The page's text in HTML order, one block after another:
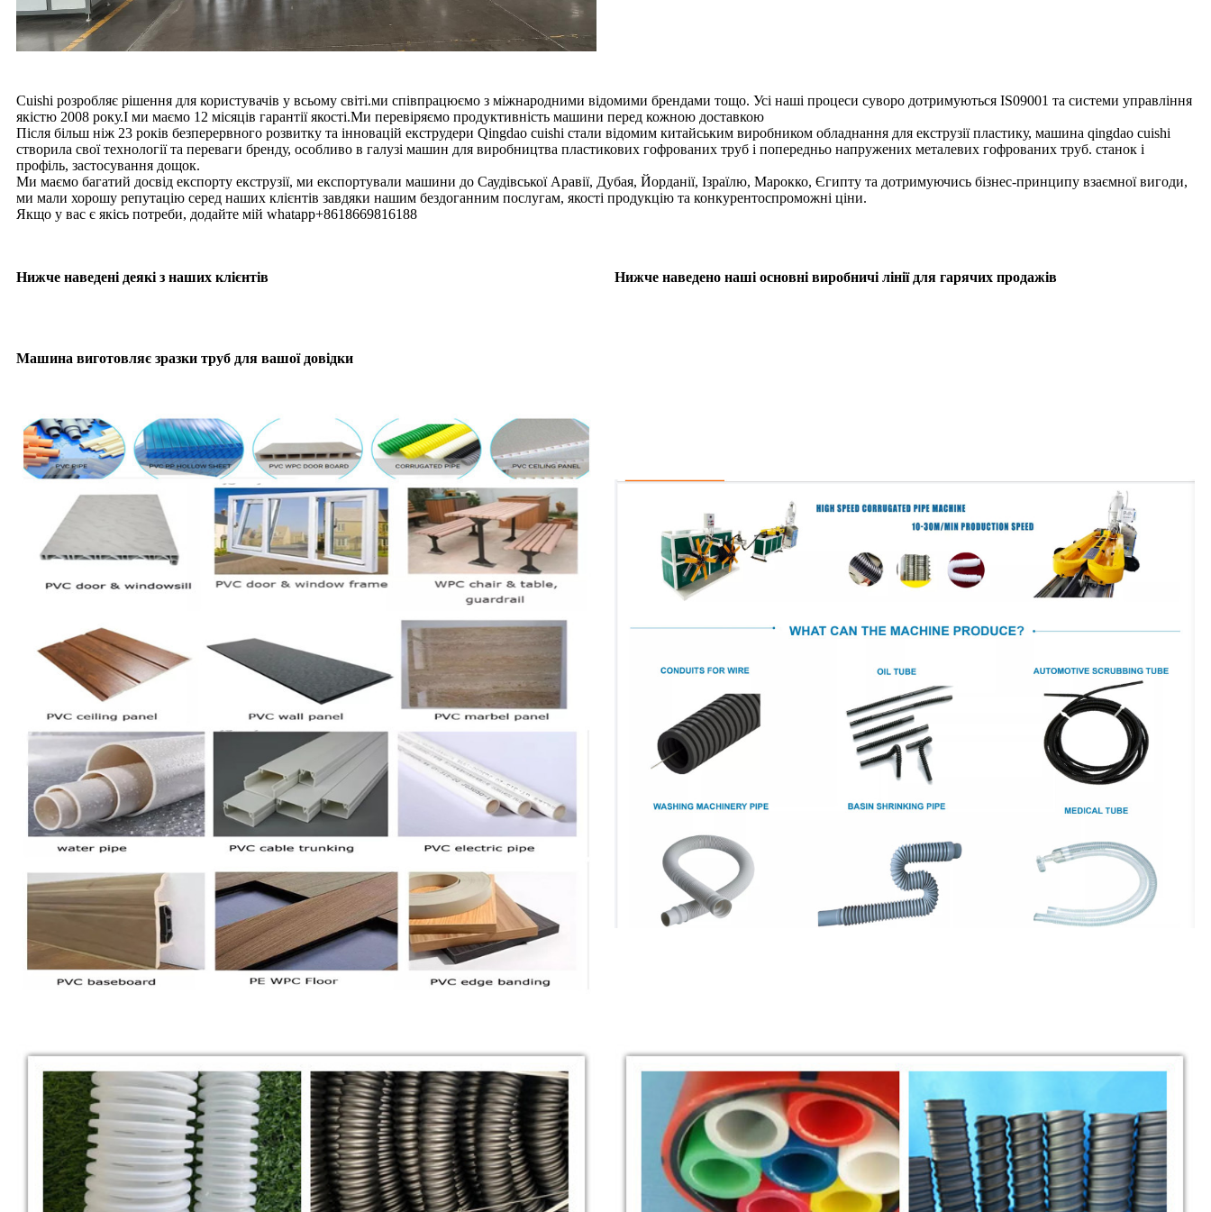
Cuishi розробляє рішення для користувачів у всьому світі.ми співпрацюємо з міжнародними відомими брендами тощо. Усі наші процеси суворо дотримуються IS09001 та системи управління
якістю 2008 року.І ми маємо 12 місяців гарантії якості.Ми перевіряємо продуктивність машини перед кожною доставкою
Після більш ніж 23 років безперервного розвитку та інновацій екструдери Qingdao cuishi стали відомим китайським виробником обладнання для екструзії пластику, машина qingdao cuishi
створила свої технології та переваги бренду, особливо в галузі машин для виробництва пластикових гофрованих труб і попередньо напружених металевих гофрованих труб. станок і
профіль, застосування дощок.
Ми маємо багатий досвід експорту екструзії, ми експортували машини до Саудівської Аравії, Дубая, Йорданії, Ізраїлю, Марокко, Єгипту та дотримуючись бізнес-принципу взаємної вигоди,
ми мали хорошу репутацію серед наших клієнтів завдяки нашим бездоганним послугам, якості продукцію та конкурентоспроможні ціни.
Якщо у вас є якісь потреби, додайте мій whatapp+8618669816188
Нижче наведені деякі з наших клієнтів Нижче наведено наші основні виробничі лінії для гарячих продажів
Машина виготовляє зразки труб для вашої довідки